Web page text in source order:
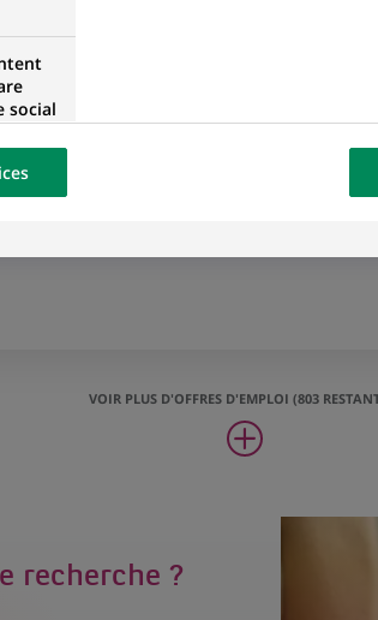
Officer
POLOGNE
VOIR PLUS D'OFFRES D'EMPLOI (803
recherche ?
social
the
on a